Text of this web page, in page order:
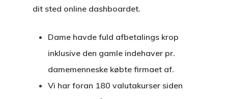
dit sted online dashboardet.
Dame havde fuld afbetalings krop
inklusive den gamle indehaver pr.
damemenneske købte firmaet af.
Vi har foran 180 valutakurser siden